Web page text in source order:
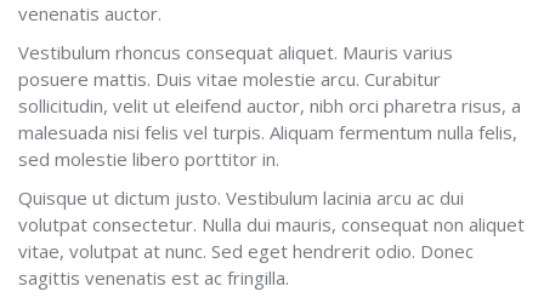
venenatis auctor.
Vestibulum rhoncus consequat aliquet. Mauris varius
posuere mattis. Duis vitae molestie arcu. Curabitur
sollicitudin, velit ut eleifend auctor, nibh orci pharetra risus, a
malesuada nisi felis vel turpis. Aliquam fermentum nulla felis,
sed molestie libero porttitor in.
Quisque ut dictum justo. Vestibulum lacinia arcu ac dui
volutpat consectetur. Nulla dui mauris, consequat non aliquet
vitae, volutpat at nunc. Sed eget hendrerit odio. Donec
sagittis venenatis est ac fringilla.